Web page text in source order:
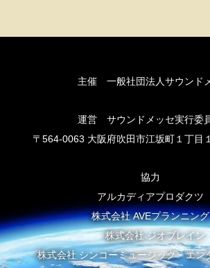
主催 一般社団法人サウンド
運営 サウンドメッセ実行委
〒564-0063 大阪府吹田市江坂町１丁
協力
アルカディアプロダクツ
株式会社 AVEプランニ
株式会社 ジオブレイン
株式会社 シンコーミュージック・エ